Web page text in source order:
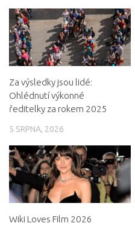
Za výsledky jsou lidé:
Ohlédnutí výkonné
ředitelky za rokem 2025
5 SRPNA, 2026
Wiki Loves Film 2026